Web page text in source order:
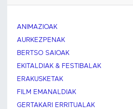
ANIMAZIOAK
AURKEZPENAK
BERTSO SAIOAK
EKITALDIAK & FESTIBALAK
ERAKUSKETAK
FILM EMANALDIAK
GERTAKARI ERRITUALAK